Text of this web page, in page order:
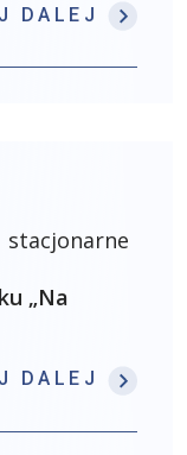
DALEJ :
stacjonarne
„Na
DALEJ : 21.